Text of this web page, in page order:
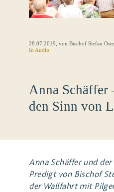
28.07.2019 , von Bischof Stefan
In Audio
Anna Schäffer
den Sinn von
Anna Schäffer und
Predigt von Bischof
der Wallfahrt mit